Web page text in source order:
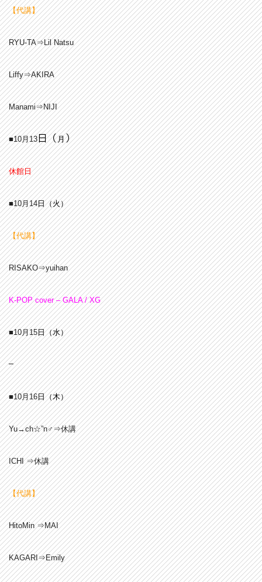
【代講】
RYU-TA⇒Lil Natsu
Liffy⇒AKIRA
Manami⇒NIJI
■10月13日（月）
休館日
■10月14日（火）
【代講】
RISAKO⇒yuihan
K-POP cover – GALA / XG
■10月15日（水）
–
■10月16日（木）
Yu→ch☆”n♂⇒休講
ICHI ⇒休講
【代講】
HitoMin ⇒MAI
KAGARI⇒Emily